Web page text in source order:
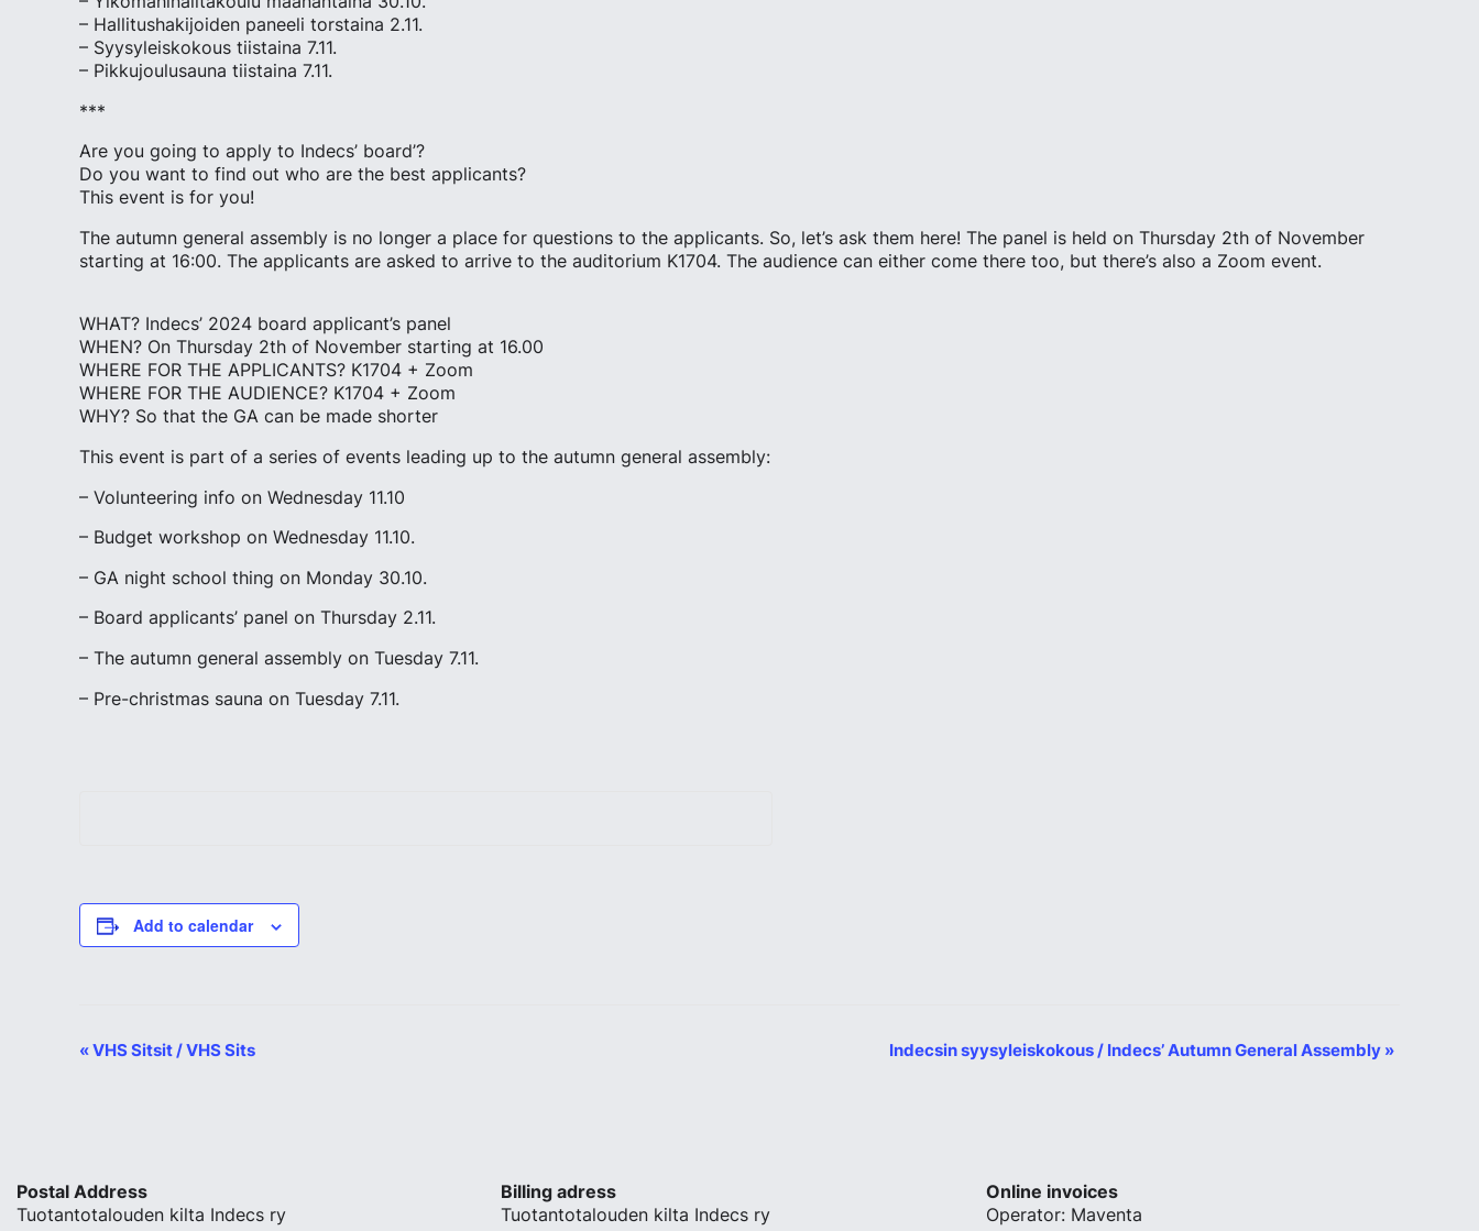
– Hallitushakijoiden paneeli torstaina 2.11.
– Syysyleiskokous tiistaina 7.11.
– Pikkujoulusauna tiistaina 7.11.
***
Are you going to apply to Indecs’ board’?
Do you want to find out who are the best applicants?
This event is for you!
The autumn general assembly is no longer a place for questions to the applicants. So, let’s ask them here! The panel is held on Thursday 2th of November
starting at 16:00. The applicants are asked to arrive to the auditorium K1704. The audience can either come there too, but there’s also a Zoom event.
WHAT? Indecs’ 2024 board applicant’s panel
WHEN? On Thursday 2th of November starting at 16.00
WHERE FOR THE APPLICANTS? K1704 + Zoom
WHERE FOR THE AUDIENCE? K1704 + Zoom
WHY? So that the GA can be made shorter
This event is part of a series of events leading up to the autumn general assembly:
– Volunteering info on Wednesday 11.10
– Budget workshop on Wednesday 11.10.
– GA night school thing on Monday 30.10.
– Board applicants’ panel on Thursday 2.11.
– The autumn general assembly on Tuesday 7.11.
– Pre-christmas sauna on Tuesday 7.11.
Add to calendar
Event
«VHS Sitsit / VHS Sits Indecsin syysyleiskokous / Indecs’ Autumn General Assembly »
Postal Address
Tuotantotalouden kilta Indecs ry
Billing adress
Tuotantotalouden kilta Indecs ry
Online invoices
Operator: Maventa